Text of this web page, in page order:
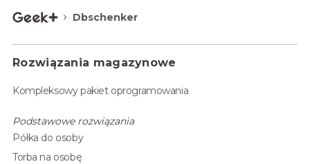
Dbschenker
Rozwiązania magazynowe
Kompleksowy pakiet oprogramowania
Podstawowe rozwiązania
Półka do osoby
Torba na osobę